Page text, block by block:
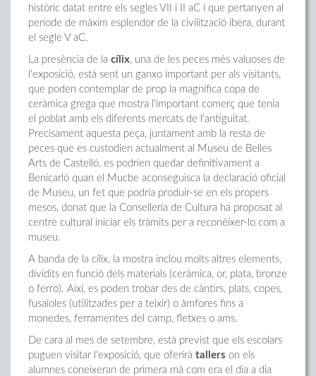
històric datat entre els segles VII i II aC i que pertanyen al
període de màxim esplendor de la civilització ibera, durant
el segle V aC.
La presència de la cílix, una de les peces més valuoses de
l'exposició, està sent un ganxo important per als visitants,
que poden contemplar de prop la magnífica copa de
ceràmica grega que mostra l'important comerç que tenia
el poblat amb els diferents mercats de l'antiguitat.
Precisament aquesta peça, juntament amb la resta de
peces que es custodien actualment al Museu de Belles
Arts de Castelló, es podrien quedar definitivament a
Benicarló quan el Mucbe aconseguisca la declaració oficial
de Museu, un fet que podria produir-se en els propers
mesos, donat que la Conselleria de Cultura ha proposat al
centre cultural iniciar els tràmits per a reconèixer-lo com a
museu.
A banda de la cílix, la mostra inclou molts altres elements,
dividits en funció dels materials (ceràmica, or, plata, bronze
o ferro). Així, es poden trobar des de càntirs, plats, copes,
fusaioles (utilitzades per a teixir) o àmfores fins a
monedes, ferramentes del camp, fletxes o ams.
De cara al mes de setembre, està previst que els escolars
puguen visitar l'exposició, que oferirà tallers on els
alumnes coneixeran de primera mà com era el dia a dia